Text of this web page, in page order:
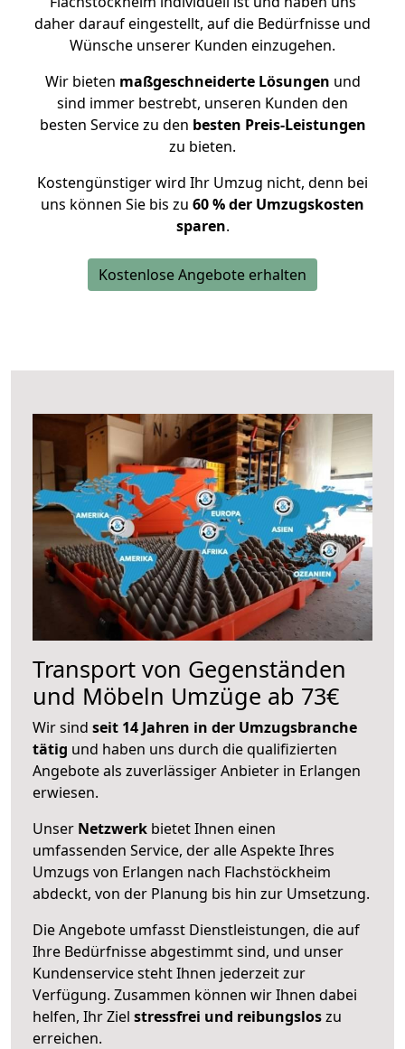
daher darauf eingestellt, auf die Bedürfnisse und
Wünsche unserer Kunden einzugehen.
Wir bieten maßgeschneiderte Lösungen und
sind immer bestrebt, unseren Kunden den
besten Service zu den besten Preis-Leistungen
zu bieten.
Kostengünstiger wird Ihr Umzug nicht, denn bei
uns können Sie bis zu 60 % der Umzugskosten
sparen.
Kostenlose Angebote erhalten
Transport von Gegenständen
und Möbeln Umzüge ab 73€
Wir sind seit 14 Jahren in der Umzugsbranche
tätig und haben uns durch die qualifizierten
Angebote als zuverlässiger Anbieter in Erlangen
erwiesen.
Unser Netzwerk bietet Ihnen einen
umfassenden Service, der alle Aspekte Ihres
Umzugs von Erlangen nach Flachstöckheim
abdeckt, von der Planung bis hin zur Umsetzung.
Die Angebote umfasst Dienstleistungen, die auf
Ihre Bedürfnisse abgestimmt sind, und unser
Kundenservice steht Ihnen jederzeit zur
Verfügung. Zusammen können wir Ihnen dabei
helfen, Ihr Ziel stressfrei und reibungsloszu
erreichen.